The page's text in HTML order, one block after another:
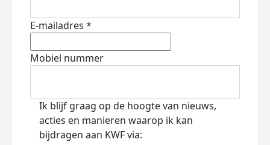
E-mailadres *
Mobiel nummer
Ik blijf graag op de hoogte van nieuws,
acties en manieren waarop ik kan
bijdragen aan KWF via: